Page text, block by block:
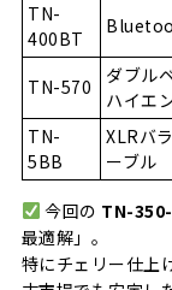
TN-
400BT
TN-570
ダブル
ハイエ
TN-
5BB
XLRバ
ーブル
今回の TN-
最適解」。
特にチェリー仕上